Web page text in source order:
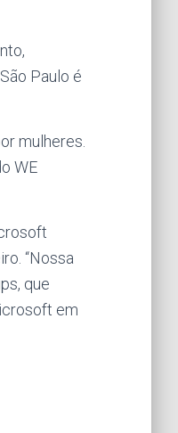
Paulo é
mulheres.
WE
“Nossa
que
em